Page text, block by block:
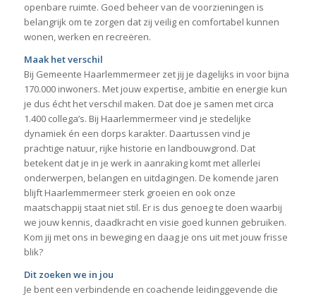
openbare ruimte. Goed beheer van de voorzieningen is
belangrijk om te zorgen dat zij veilig en comfortabel kunnen
wonen, werken en recreëren.
Maak het verschil
Bij Gemeente Haarlemmermeer zet jij je dagelijks in voor bijna
170.000 inwoners. Met jouw expertise, ambitie en energie kun
je dus écht het verschil maken. Dat doe je samen met circa
1.400 collega’s. Bij Haarlemmermeer vind je stedelijke
dynamiek én een dorps karakter. Daartussen vind je
prachtige natuur, rijke historie en landbouwgrond. Dat
betekent dat je in je werk in aanraking komt met allerlei
onderwerpen, belangen en uitdagingen. De komende jaren
blijft Haarlemmermeer sterk groeien en ook onze
maatschappij staat niet stil. Er is dus genoeg te doen waarbij
we jouw kennis, daadkracht en visie goed kunnen gebruiken.
Kom jij met ons in beweging en daag je ons uit met jouw frisse
blik?
Dit zoeken we in jou
Je bent een verbindende en coachende leidinggevende die